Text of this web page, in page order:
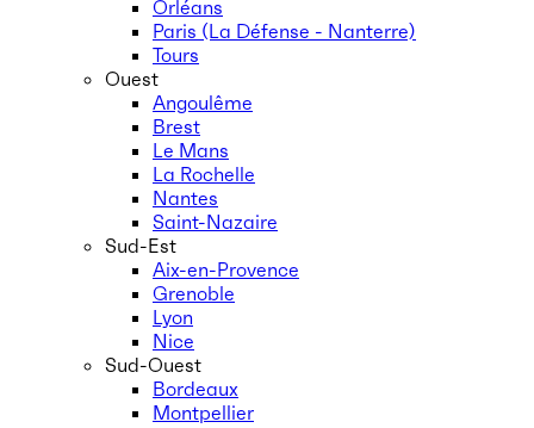
Orléans
Paris (La Défense - Nanterre)
Tours
Ouest
Angoulême
Brest
Le Mans
La Rochelle
Nantes
Saint-Nazaire
Sud-Est
Aix-en-Provence
Grenoble
Lyon
Nice
Sud-Ouest
Bordeaux
Montpellier